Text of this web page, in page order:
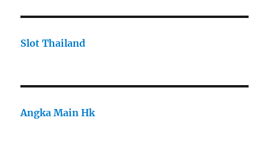
Slot Thailand
Angka Main Hk